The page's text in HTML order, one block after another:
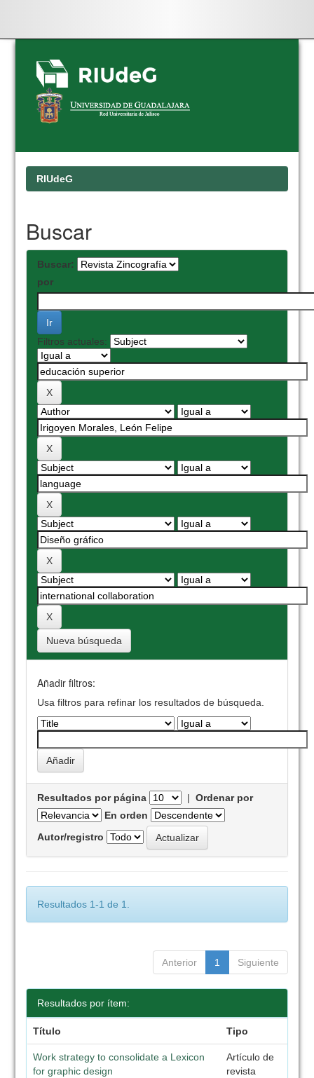
Skip
navigation
RIUdeG
Buscar
Buscar:
por
Filtros actuales:
Nueva búsqueda
Añadir filtros:
Usa filtros para refinar los resultados de búsqueda.
Resultados por página |Ordenar por
En orden
Autor/registro
Resultados 1-1 de 1.
Anterior 1 Siguiente
Resultados por ítem:
Título Tipo
Work strategy to consolidate a Lexicon
for graphic design
Artículo de
revista